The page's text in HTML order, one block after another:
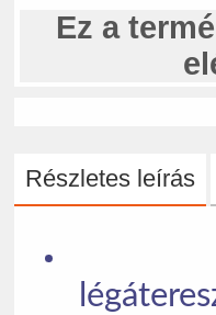
Ez a
Részletes leírás